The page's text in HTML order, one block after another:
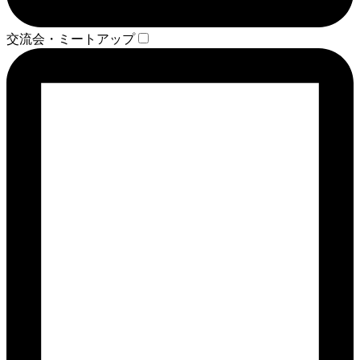
交流会・ミートアップ